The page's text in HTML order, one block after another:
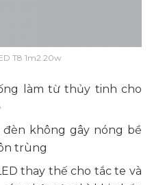
T8 1m2 20w
làm từ thủy tinh cho
không gây nóng bề
trùng
thay thế cho tắc te và